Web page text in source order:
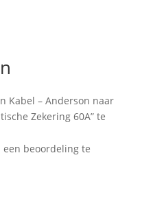
Kabel – Anderson naar
Zekering 60A” te
een beoordeling te